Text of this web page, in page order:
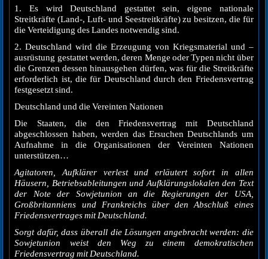
1. Es wird Deutschland gestattet sein, eigene nationale
Streitkräfte (Land-, Luft- und Seestreitkräfte) zu besitzen, die für
die Verteidigung des Landes notwendig sind.
2. Deutschland wird die Erzeugung von Kriegsmaterial und –
ausrüstung gestattet werden, deren Menge oder Typen nicht über
die Grenzen dessen hinausgehen dürfen, was für die Streitkräfte
erforderlich ist, die für Deutschland durch den Friedensvertrag
festgesetzt sind.
Deutschland und die Vereinten Nationen
Die Staaten, die den Friedensvertrag mit Deutschland
abgeschlossen haben, werden das Ersuchen Deutschlands um
Aufnahme in die Organisationen der Vereinten Nationen
unterstützen…
Agitatoren, Aufklärer verlest und erläutert sofort in allen
Häusern, Betriebsableitungen und Aufklärungslokalen den Text
der Note der Sowjetunion an die Regierungen der USA,
Großbritanniens und Frankreichs über den Abschluß eines
Friedensvertrages mit Deutschland.
Sorgt dafür, dass überall die Lösungen angebracht werden: die
Sowjetunion weist den Weg zu einem demokratischen
Friedensvertrag mit Deutschland.